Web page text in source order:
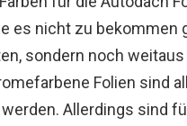
es nicht zu bekommen
sondern noch
Folien sind
Allerdings sind